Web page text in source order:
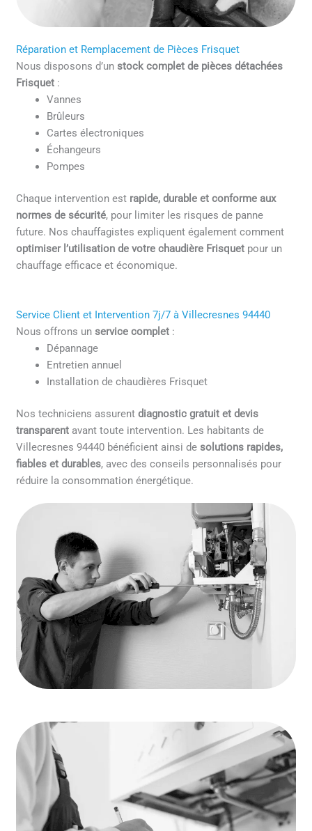
Réparation et Remplacement de Pièces Frisquet
Nous disposons d’unstock complet de pièces détachées
Frisquet :
Vannes
Brûleurs
Cartes électroniques
Échangeurs
Pompes
Chaque intervention est rapide, durable et conforme aux
normes de sécurité, pour limiter les risques de panne
future. Nos chauffagistes expliquent également comment
optimiser l’utilisation de votre chaudière Frisquet pour un
chauffage efficace et économique.
Service Client et Intervention 7j/7 à Villecresnes 94440
Nous offrons unservice complet :
Dépannage
Entretien annuel
Installation de chaudières Frisquet
Nos techniciens assurentdiagnostic gratuit et devis
transparent avant toute intervention. Les habitants de
Villecresnes 94440 bénéficient ainsi desolutions rapides,
fiables et durables, avec des conseils personnalisés pour
réduire la consommation énergétique.